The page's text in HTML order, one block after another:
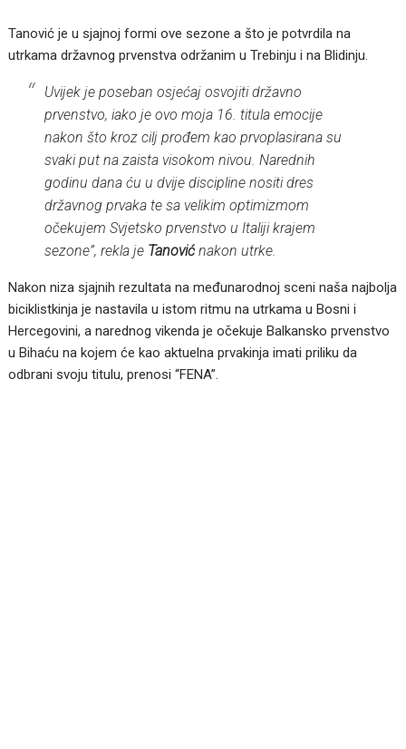
Tanović je u sjajnoj formi ove sezone a što je potvrdila na
utrkama državnog prvenstva održanim u Trebinju i na Blidinju.
Uvijek je poseban osjećaj osvojiti državno
prvenstvo, iako je ovo moja 16. titula emocije
nakon što kroz cilj prođem kao prvoplasirana su
svaki put na zaista visokom nivou. Narednih
godinu dana ću u dvije discipline nositi dres
državnog prvaka te sa velikim optimizmom
očekujem Svjetsko prvenstvo u Italiji krajem
sezone”, rekla je Tanovićnakon utrke.
Nakon niza sjajnih rezultata na međunarodnoj sceni naša najbolja
biciklistkinja je nastavila u istom ritmu na utrkama u Bosni i
Hercegovini, a narednog vikenda je očekuje Balkansko prvenstvo
u Bihaću na kojem će kao aktuelna prvakinja imati priliku da
odbrani svoju titulu, prenosi “FENA”.